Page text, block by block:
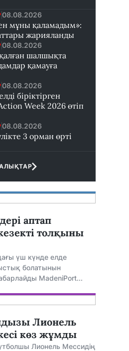
08.08.2026
мұны қаламадым»:
жарияланды
08.08.2026
шалшықта
қамауға
08.08.2026
біріктірген
Week 2026 өтіп
08.08.2026
3 орман өрті
аптап
толқыны
үш күнде елде
болатынын
MadeniPort...
Лионель
көз жұмды
Лионель Мессидің